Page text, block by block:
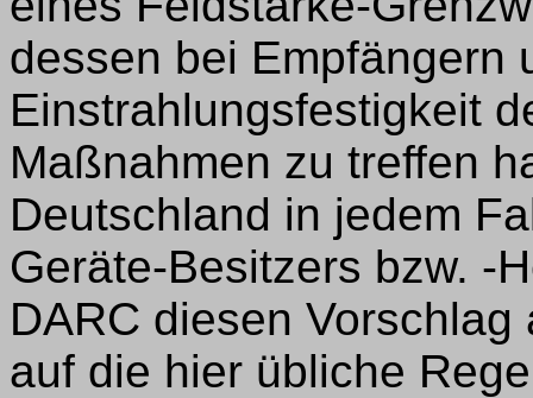
dessen bei Empfängern
Einstrahlungsfestigkeit
Maßnahmen zu treffen
Deutschland in jedem
Geräte-Besitzers bzw. -
DARC diesen
auf die hier übliche